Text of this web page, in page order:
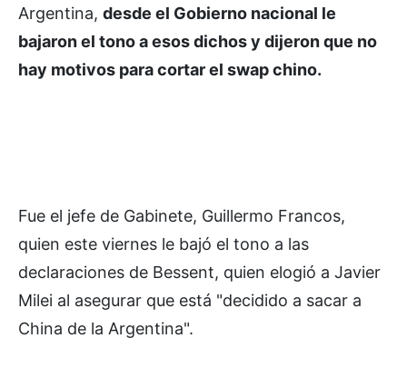
Argentina, desde el Gobierno nacional le
bajaron el tono a esos dichos y dijeron que no
hay motivos para cortar el swap chino.
Fue el jefe de Gabinete, Guillermo Francos,
quien este viernes le bajó el tono a las
declaraciones de Bessent, quien elogió a Javier
Milei al asegurar que está "decidido a sacar a
China de la Argentina".